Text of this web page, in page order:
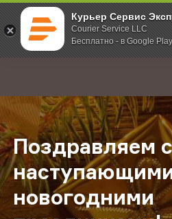
Курьер Сервис
Courier Service LLC
Бесплатно - в Google Play
; Главная О компании Новости
Поздравляем с
новогодними